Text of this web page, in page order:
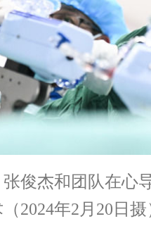
俊杰和团队在心
2024年2月20日